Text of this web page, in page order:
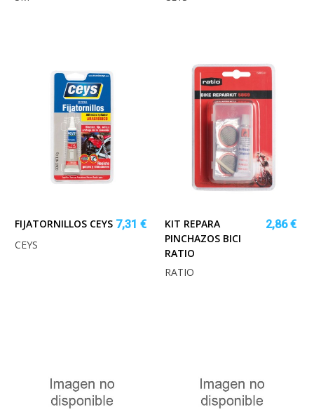
FIJATORNILLOS CEYS 7,31 €
CEYS
KIT REPARA
PINCHAZOS BICI
RATIO
2,86 €
RATIO